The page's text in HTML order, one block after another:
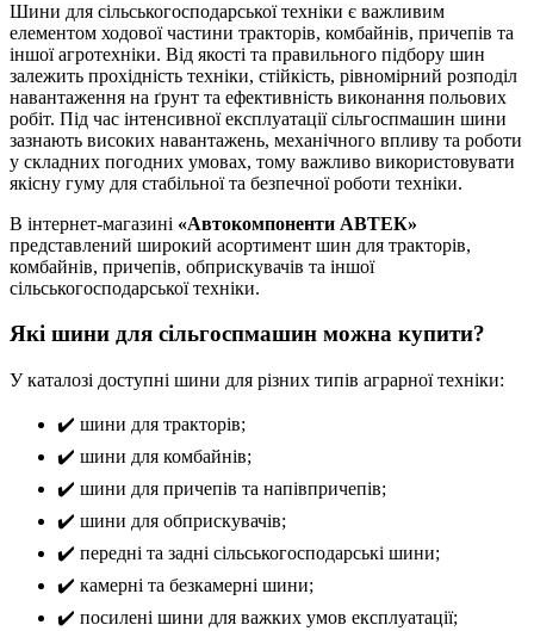
Шини для сільськогосподарської техніки є важливим
елементом ходової частини тракторів, комбайнів, причепів та
іншої агротехніки. Від якості та правильного підбору шин
залежить прохідність техніки, стійкість, рівномірний розподіл
навантаження на ґрунт та ефективність виконання польових
робіт. Під час інтенсивної експлуатації сільгоспмашин шини
зазнають високих навантажень, механічного впливу та роботи
у складних погодних умовах, тому важливо використовувати
якісну гуму для стабільної та безпечної роботи техніки.
В інтернет-магазині «Автокомпоненти АВТЕК»
представлений широкий асортимент шин для тракторів,
комбайнів, причепів, обприскувачів та іншої
сільськогосподарської техніки.
Які шини для сільгоспмашин можна купити?
У каталозі доступні шини для різних типів аграрної техніки:
✔️ шини для тракторів;
✔️ шини для комбайнів;
✔️ шини для причепів та напівпричепів;
✔️ шини для обприскувачів;
✔️ передні та задні сільськогосподарські шини;
✔️ камерні та безкамерні шини;
✔️ посилені шини для важких умов експлуатації;